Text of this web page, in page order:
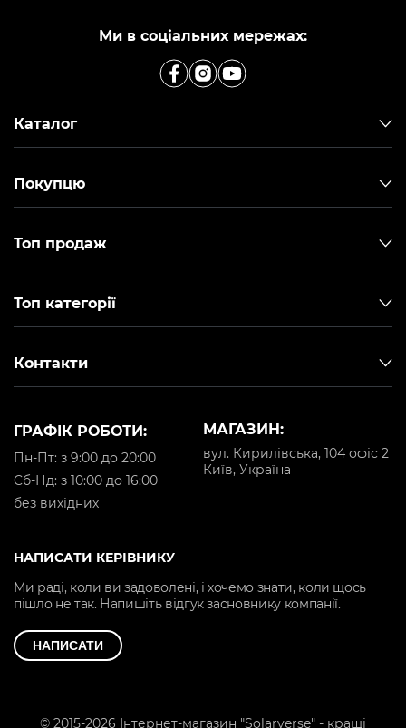
Ми в соціальних мережах:
Каталог
Покупцю
Топ продаж
Топ категорії
Контакти
МАГАЗИН:
вул. Кирилівська, 104 офіс 2
Київ, Україна
ГРАФІК РОБОТИ:
Пн-Пт: з 9:00 до 20:00
Cб-Нд: з 10:00 до 16:00
без вихідних
НАПИСАТИ КЕРІВНИКУ
Ми раді, коли ви задоволені, і хочемо знати, коли щось
пішло не так. Напишіть відгук засновнику компанії.
НАПИСАТИ
© 2015-2026 Інтернет-магазин "Solarverse" - кращі